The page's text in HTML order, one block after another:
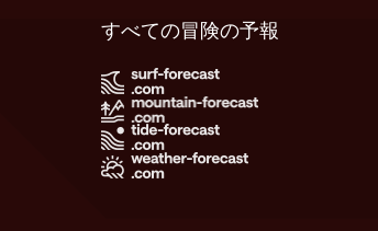
すべての冒険の予報